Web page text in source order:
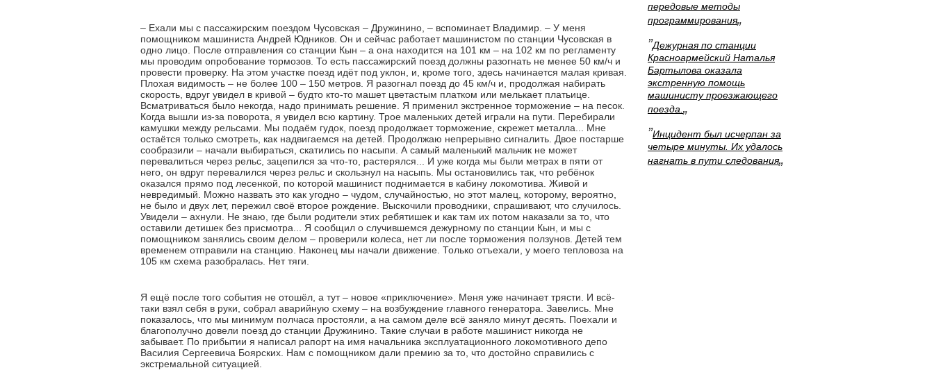
– Ехали мы с пассажирским поездом Чусовская – Дружинино, – вспоминает Владимир. – У меня
помощником машиниста Андрей Юдников. Он и сейчас работает машинистом по станции Чусовская в
одно лицо. После отправления со станции Кын – а она находится на 101 км – на 102 км по регламенту
мы проводим опробование тормозов. То есть пассажирский поезд должны разогнать не менее 50 км/ч и
провести проверку. На этом участке поезд идёт под уклон, и, кроме того, здесь начинается малая кривая.
Плохая видимость – не более 100 – 150 метров. Я разогнал поезд до 45 км/ч и, продолжая набирать
скорость, вдруг увидел в кривой – будто кто-то машет цветастым платком или мелькает платьице.
Всматриваться было некогда, надо принимать решение. Я применил экстренное торможение – на песок.
Когда вышли из-за поворота, я увидел всю картину. Трое маленьких детей играли на пути. Перебирали
камушки между рельсами. Мы подаём гудок, поезд продолжает торможение, скрежет металла... Мне
остаётся только смотреть, как надвигаемся на детей. Продолжаю непрерывно сигналить. Двое постарше
сообразили – начали выбираться, скатились по насыпи. А самый маленький мальчик не может
перевалиться через рельс, зацепился за что-то, растерялся... И уже когда мы были метрах в пяти от
него, он вдруг перевалился через рельс и скользнул на насыпь. Мы остановились так, что ребёнок
оказался прямо под лесенкой, по которой машинист поднимается в кабину локомотива. Живой и
невредимый. Можно назвать это как угодно – чудом, случайностью, но этот малец, которому, вероятно,
не было и двух лет, пережил своё второе рождение. Выскочили проводники, спрашивают, что случилось.
Увидели – ахнули. Не знаю, где были родители этих ребятишек и как там их потом наказали за то, что
оставили детишек без присмотра... Я сообщил о случившемся дежурному по станции Кын, и мы с
помощником занялись своим делом – проверили колеса, нет ли после торможения ползунов. Детей тем
временем отправили на станцию. Наконец мы начали движение. Только отъехали, у моего тепловоза на
105 км схема разобралась. Нет тяги.
Я ещё после того события не отошёл, а тут – новое «приключение». Меня уже начинает трясти. И всё-
таки взял себя в руки, собрал аварийную схему – на возбуждение главного генератора. Завелись. Мне
показалось, что мы минимум полчаса простояли, а на самом деле всё заняло минут десять. Поехали и
благополучно довели поезд до станции Дружинино. Такие случаи в работе машинист никогда не
забывает. По прибытии я написал рапорт на имя начальника эксплуатационного локомотивного депо
Василия Сергеевича Боярских. Нам с помощником дали премию за то, что достойно справились с
экстремальной ситуацией.
передовые методы
программирования„
”Дежурная по станции
Красноармейский Наталья
Бартылова оказала
экстренную помощь
машинисту проезжающего
поезда. „
”Инцидент был исчерпан за
четыре минуты. Их удалось
нагнать в пути следования„